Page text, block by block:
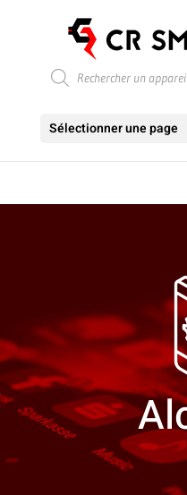
Recherche
de
Sélectionner une page